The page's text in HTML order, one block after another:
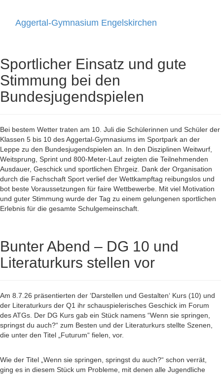
Aggertal-Gymnasium Engelskirchen
Sportlicher Einsatz und gute
Stimmung bei den
Bundesjugendspielen
Bei bestem Wetter traten am 10. Juli die Schülerinnen und Schüler der
Klassen 5 bis 10 des Aggertal-Gymnasiums im Sportpark an der
Leppe zu den Bundesjugendspielen an. In den Disziplinen Weitwurf,
Weitsprung, Sprint und 800-Meter-Lauf zeigten die Teilnehmenden
Ausdauer, Geschick und sportlichen Ehrgeiz. Dank der Organisation
durch die Fachschaft Sport verlief der Wettkampftag reibungslos und
bot beste Voraussetzungen für faire Wettbewerbe. Mit viel Motivation
und guter Stimmung wurde der Tag zu einem gelungenen sportlichen
Erlebnis für die gesamte Schulgemeinschaft.
Bunter Abend – DG 10 und
Literaturkurs stellen vor
Am 8.7.26 präsentierten der ‘Darstellen und Gestalten‘ Kurs (10) und
der Literaturkurs der Q1 ihr schauspielerisches Geschick im Forum
des ATGs. Der DG Kurs gab ein Stück namens “Wenn sie springen,
springst du auch?“ zum Besten und der Literaturkurs stellte Szenen,
die unter den Titel „Futurum“ fielen, vor.
Wie der Titel „Wenn sie springen, springst du auch?“ schon verrät,
ging es in diesem Stück um Probleme, mit denen alle Jugendliche